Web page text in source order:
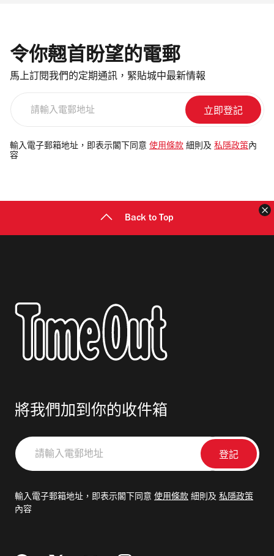
令你翹首盼望的電郵
馬上訂閱我們的定期通訊，緊貼城中最新情報
電
郵
輸入電子郵箱地址，即表示閣下同意 使用條款 細則及 私隱政策 內
容
Back to Top
將我們加到你的收件箱
請
輸
郵
輸入電子郵箱地址，即表示閣下同意 使用條款 細則及 私隱政策
內容